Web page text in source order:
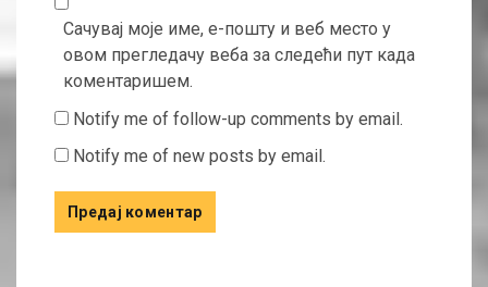
Сачувај моје име, е-пошту и веб место у
овом прегледачу веба за следећи пут када
коментаришем.
Notify me of follow-up comments by email.
Notify me of new posts by email.